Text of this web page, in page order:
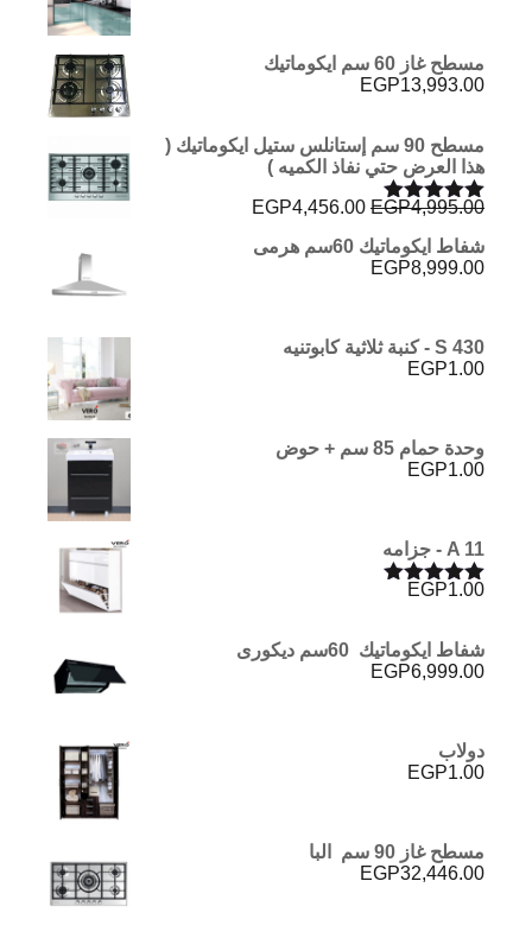
مسطح غاز 60 سم ايكوماتيك
EGP13,993.00
مسطح 90 سم إستانلس ستيل ايكوماتيك (
هذا العرض حتي نفاذ الكميه )
تم التقييم
5.00
من 5
EGP4,995.00
السعر
هو:
EGP4,456.00
شفاط ايكوماتيك 60سم هرمى
EGP8,999.00
S 430 - كنبة ثلاثية كابوتنيه
EGP1.00
وحدة حمام 85 سم + حوض
EGP1.00
A 11 - جزامه
تم التقييم
EGP1.00
شفاط ايكوماتيك 60سم ديكورى
EGP6,999.00
دولاب
EGP1.00
مسطح غاز 90 سم البا
EGP32,446.00